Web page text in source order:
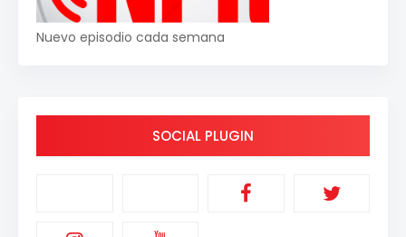
Nuevo episodio cada semana
SOCIAL PLUGIN